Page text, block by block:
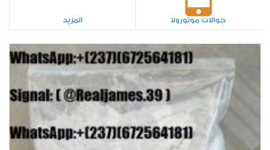
جوالات موتورولا المزيد